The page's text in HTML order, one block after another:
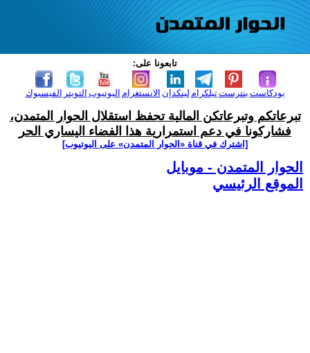
تابعونا على:
الفيسبوك التويتر اليوتيوب الانستغرام لينكدإن تيلكرامبنترست بودكاست
تبرعاتكم وتبرعاتكن المالية تحفظ استقلال الحوار المتمدن،
فشاركونا في دعم استمرارية هذا الفضاء اليساري الحر
[اشترك في قناة ‫«الحوار المتمدن» على اليوتيوب]
الحوار المتمدن - موبايل
الموقع الرئيسي